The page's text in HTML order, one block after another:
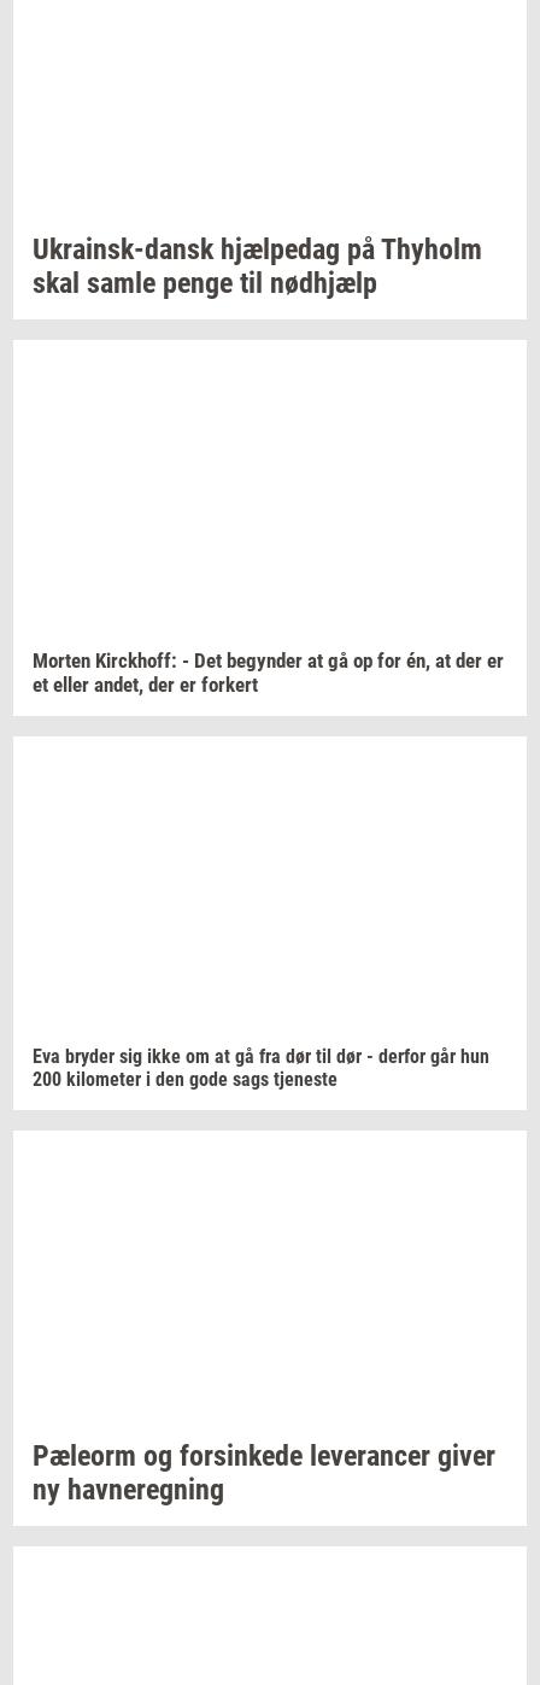
Ukrainsk-​dansk hjæl­pe­dag påThyholm
skal samle penge til nød­hjælp
Mor­ten Kirck­hoff: - Det be­gyn­der at gå op for én, at der er
et eller andet, der er for­kert
Eva bry­der sig ikke om at gå fra dør til dør - der­for går hun
200 ki­lo­me­ter i den gode sags tje­ne­ste
Pæle­orm og for­sin­ke­de le­ve­ran­cer giver
ny hav­ne­reg­ning